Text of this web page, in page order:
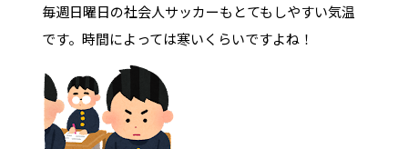
毎週日曜日の社会人サッカーもとてもしやすい気温
です。時間によっては寒いくらいですよね！